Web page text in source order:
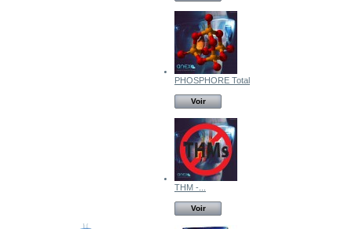
PHOSPHORE Total
Voir
THM -...
Voir